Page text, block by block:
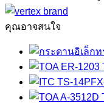
FOLD
150
REAR
ชิ้น
คุณอาจสนใจ